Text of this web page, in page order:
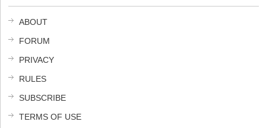
ABOUT
FORUM
PRIVACY
RULES
SUBSCRIBE
TERMS OF USE